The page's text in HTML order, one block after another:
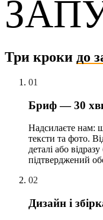
Три кроки до
01
Бриф — 30
Надсилаєте нам:
тексти та фото.
деталі або
підтверджений
02
Дизайн і